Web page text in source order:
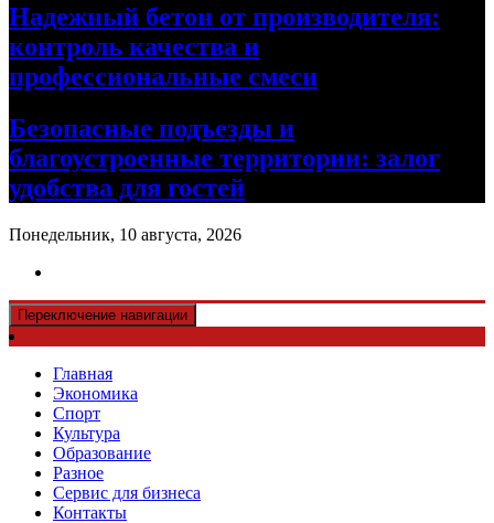
Надежный бетон от производителя:
контроль качества и
профессиональные смеси
Безопасные подъезды и
благоустроенные территории: залог
удобства для гостей
Понедельник, 10 августа, 2026
Переключение навигации
Главная
Экономика
Спорт
Культура
Образование
Разное
Сервис для бизнеса
Контакты